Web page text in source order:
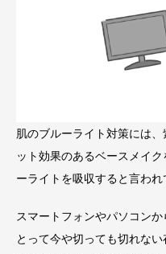
肌のブルーライト対策には
ット効果のあるベースメイ
ーライトを吸収すると言われ
スマートフォンやパソコン
とって今や切っても切れな